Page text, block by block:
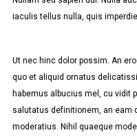
iaculis tellus nulla, quis
Ut nec hinc dolor possim. An
quo et aliquid ornatus
habemus albucius mel, cu vidit
salutatus definitionem, an eam
moderatius. Nihil quaeque